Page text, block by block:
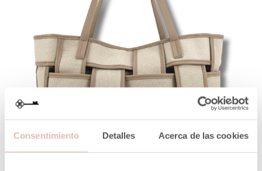
Consentimiento Detalles Acerca de las cookies